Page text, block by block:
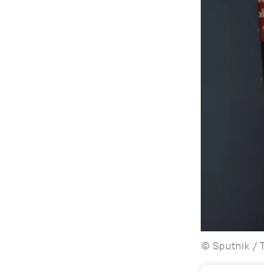
© Sputnik /